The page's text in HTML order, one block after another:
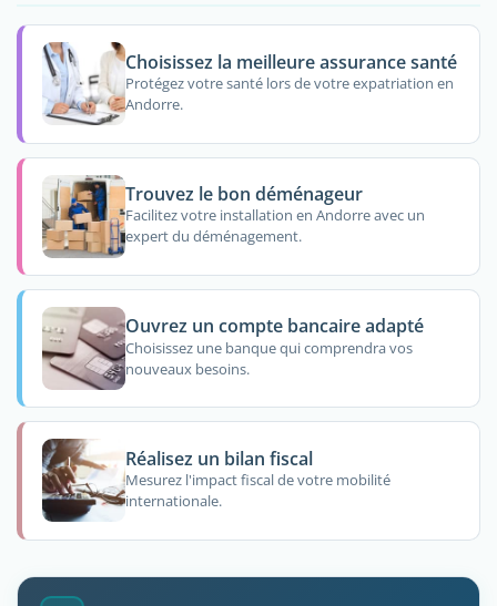
Choisissez la meilleure assurance santé
Protégez votre santé lors de votre expatriation en
Andorre.
Trouvez le bon déménageur
Facilitez votre installation en Andorre avec un
expert du déménagement.
Ouvrez un compte bancaire adapté
Choisissez une banque qui comprendra vos
nouveaux besoins.
Réalisez un bilan fiscal
Mesurez l'impact fiscal de votre mobilité
internationale.